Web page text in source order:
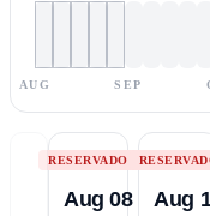
AUG SEP
RESERVADO
Aug 08
Aug